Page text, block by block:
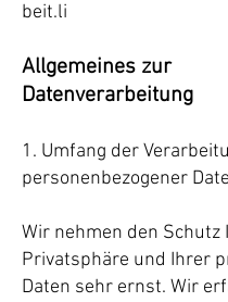
beit.li
Allgemeines zur
Datenverarbeitung
1. Umfang der
personenbezogener
Wir nehmen den Schutz
Privatsphäre und Ihrer
Daten sehr ernst. Wir